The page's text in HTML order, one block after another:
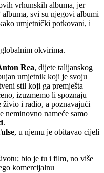
vrhunskih albuma, jer
albuma, svi su njegovi albumi
umjetnički potkovani, i
okvirima.
Rea, dijete talijanskog
umjetnik koji je svoju
stil koji ga premješta
izuzmemo li spoznaju
živio i radio, a poznavajući
neminovno nameće samo
.
, u njemu je obitavao cijeli
bio je tu i film, no više
komercijalnu